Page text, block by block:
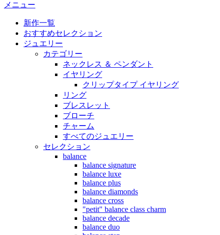
メニュー
新作一覧
おすすめセレクション
ジュエリー
カテゴリー
ネックレス ＆ ペンダント
イヤリング
クリップタイプ イヤリング
リング
ブレスレット
ブローチ
チャーム
すべてのジュエリー
セレクション
balance
balance signature
balance luxe
balance plus
balance diamonds
balance cross
"petit" balance class charm
balance decade
balance duo